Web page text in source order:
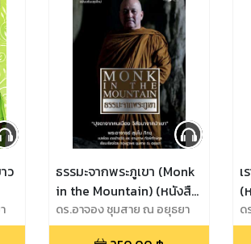
ว
ธรรมะจากพระภูเขา (Monk
in the Mountain) (หนังสือ
เสียง)
ดร.อาจอง ชุมสาย ณ อยุธยา
เ
(
ด